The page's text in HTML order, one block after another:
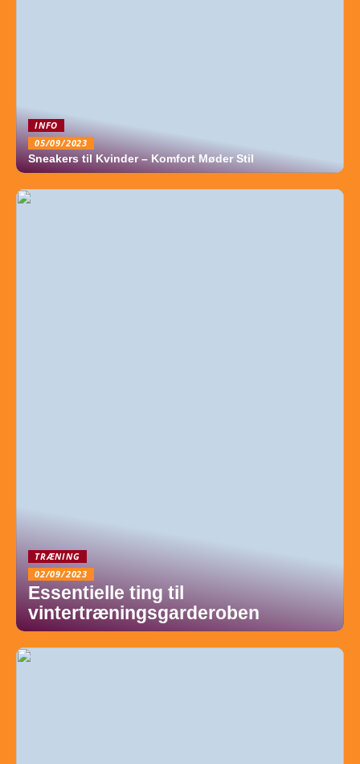
INFO
05/09/2023
Sneakers til Kvinder – Komfort Møder Stil
TRÆNING
02/09/2023
Essentielle ting til
vintertræningsgarderoben